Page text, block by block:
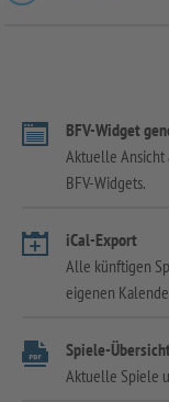
BFV-Widget
Aktuelle Ansicht
BFV-Widgets.
iCal-Export
Alle künftigen
eigenen
Spiele-
Aktuelle Spiele